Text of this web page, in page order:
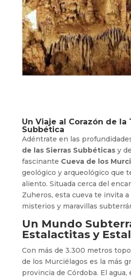
Un Viaje al Corazón de la
Subbética
Adéntrate en las
de las Sierras Subbéticasy
fascinante Cueva de los
geológico y arqueológico que
aliento. Situada cerca del
Zuheros, esta cueva te invita
misterios y maravillas
Un Mundo
Estalactitas y
Con más de 3.300 metros
de los Murciélagos es la más
provincia de Córdoba. El agua,